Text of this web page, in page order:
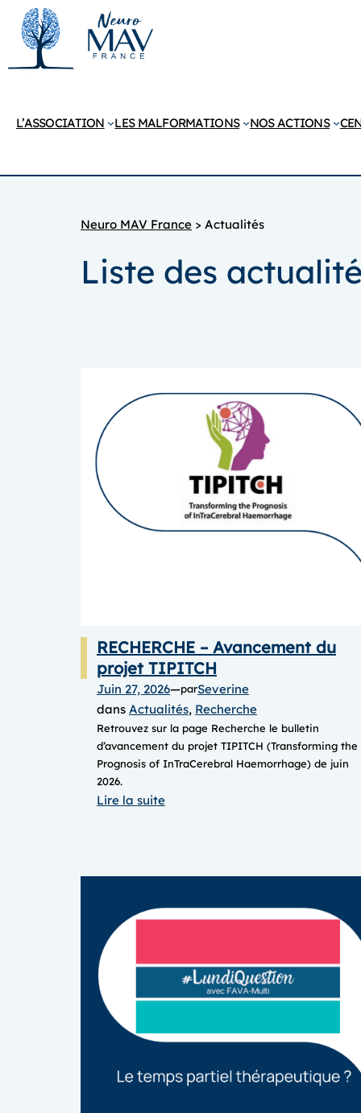
Aller
contenu
L’ASSOCIATION LES MALFORMATIONS NOS ACTIONS
Neuro MAV France > Actualités
Liste des
RECHERCHE – Avancement du
projet TIPITCH
Juin 27, 2026—parSeverine
dans Actualités, Recherche
Retrouvez sur la page Recherche le bulletin
d’avancement du projet TIPITCH (Transforming the
Prognosis of InTraCerebral Haemorrhage) de juin
2026.
Lire la suite:
du
TIPITCH